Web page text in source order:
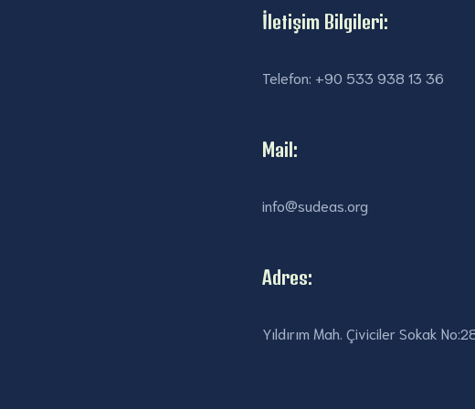
İletişim Bilgileri:
Telefon: +90 533 938 13 36
Mail:
info@sudeas.org
Adres:
Yıldırım Mah. Çiviciler Sokak